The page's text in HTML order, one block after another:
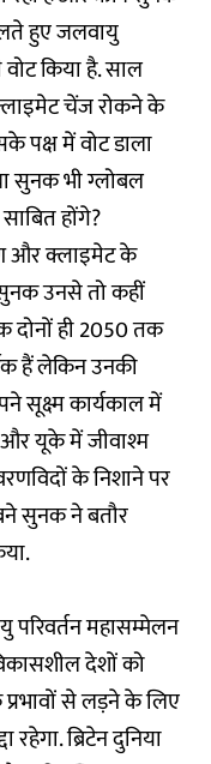
हुए जलवायु
वोट कियाहै. साल
चेंज रोकने के
पक्ष में वोट डाला
सुनक भी ग्लोबल
होंगे?
और क्लाइमेट के
सुनक उनसे तो कहीं
ही 2050 तक
हैं लेकिन उनकी
सूक्ष्म कार्यकाल में
यूके में जीवाश्म
के निशाने पर
सुनक ने बतौर
.
महासम्मेलन
देशों को
प्रभावों से लड़ने के लिए
ब्रिटेन दुनिया